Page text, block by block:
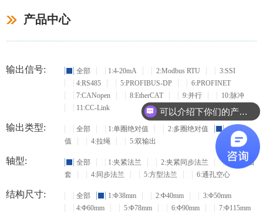
产品中心
输出信号: 全部 1:4-20mA 2:Modbus RTU
3:SSI
4:RS485
5:PROFIBUS-DP
6:PROFINET
7:CANopen
8:EtherCAT 9:并行
10:脉冲
11:CC-Link
输出类型: 全部 1:单圈绝对值 2:多圈绝对值
3:增量
值
4:拉绳 5:双输出
轴型: 全部 1:夹紧法兰 2:夹紧同步法兰
3:盲孔轴
套
4:同步法兰 5:方型法兰 6:通孔空心
结构尺寸: 全部 1:Φ38mm 2:Φ40mm
3:Φ50mm
4:Φ60mm
5:Φ78mm 6:Φ90mm 7:Φ115mm
可以介绍下你们的产品么？